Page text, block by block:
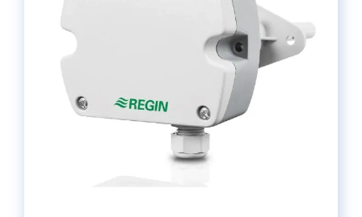
ciśnienia w systemach HVAC, co pomaga w
zapewnieniu prawidłowego funkcjonowania tych
systemów. W sumie, kategoria produktów HVAC/BMS
oferuje różnorodne rozwiązania, które pomagają w
zapewnieniu komfortu użytkownikom budynków,
zwiększeniu efektywności energetycznej i zapewnieniu